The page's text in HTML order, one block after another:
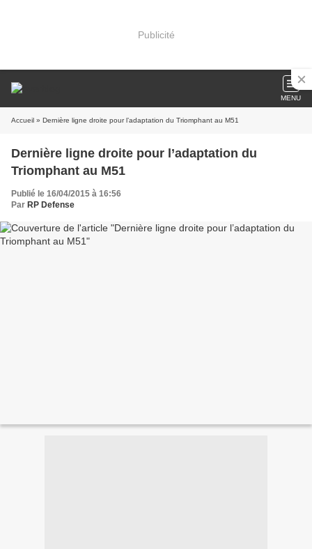
Publicité
MENU
Accueil » Dernière ligne droite pour l’adaptation du Triomphant au M51
Dernière ligne droite pour l’adaptation du
Triomphant au M51
Publié le 16/04/2015 à 16:56
Par RP Defense